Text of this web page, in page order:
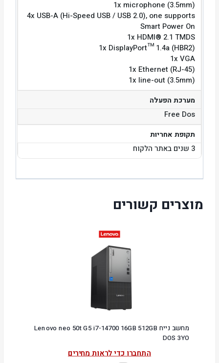
1x microphone (3.5mm)
4x USB-A (Hi-Speed USB / USB 2.0), one supports
Smart Power On
1x HDMI® 2.1 TMDS
1x DisplayPort™ 1.4a (HBR2)
1x VGA
1x Ethernet (RJ-45)
1x line-out (3.5mm)
מערכת הפעלה
Free Dos
תקופת אחריות
3 שנים באתר הלקוח
מוצרים קשורים
מחשב נייח Lenovo neo 50t G5 i7-14700 16GB 512GB
DOS 3YO
התחברו כדי לראות מחירים